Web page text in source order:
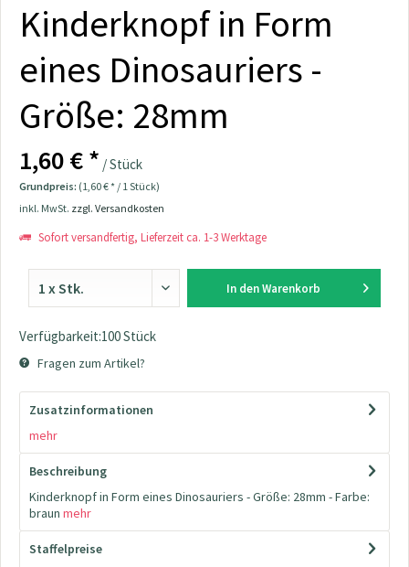
Kinderknopf in Form
eines Dinosauriers -
Größe: 28mm
1,60 € * / Stück
Grundpreis: (1,60 € * / 1 Stück)
inkl. MwSt. zzgl. Versandkosten
Sofort versandfertig, Lieferzeit ca. 1-3 Werktage
In den Warenkorb
Verfügbarkeit:100 Stück
Fragen zum Artikel?
Zusatzinformationen
mehr
Beschreibung
Kinderknopf in Form eines Dinosauriers - Größe: 28mm - Farbe:
braun mehr
Staffelpreise